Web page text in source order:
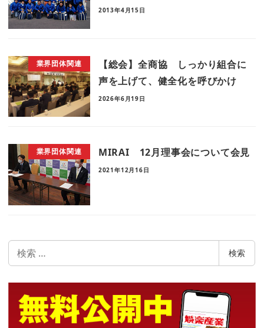
2013年4月15日
業界団体関連
【総会】全商協 しっかり組合に
声を上げて、健全化を呼びかけ
2026年6月19日
業界団体関連 MIRAI 12月理事会について会見
2021年12月16日
索
検索